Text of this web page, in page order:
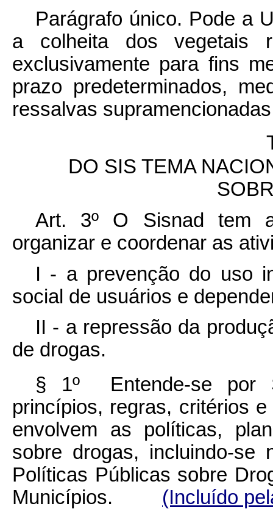
Parágrafo único. Pode a
a colheita dos vegetais
exclusivamente para fins
prazo predeterminados,
ressalvas
DO SIS TEMA
Art. 3º O Sisnad tem
organizar e coordenar as
I - a prevenção do uso
social de usuários e
II - a repressão da
de drogas.
§ 1º Entende-se por
princípios, regras, critérios
envolvem as políticas,
sobre drogas, incluindo-se
Políticas Públicas sobre
Municípios. (Incluído